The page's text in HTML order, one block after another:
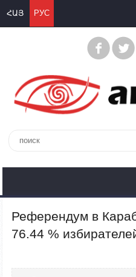
ՀԱՅ РУС
Референдум в
76.44 %